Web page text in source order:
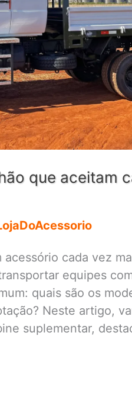
que aceitam
cada vez
equipes
quais são os
Neste artigo,
suplementar,